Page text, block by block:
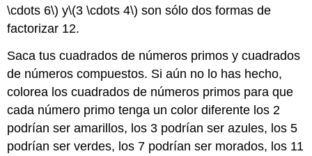
\cdots 6\) y\(3 \cdots 4\) son sólo dos formas de
factorizar 12.
Saca tus cuadrados de números primos y cuadrados
de números compuestos. Si aún no lo has hecho,
colorea los cuadrados de números primos para que
cada número primo tenga un color diferente los 2
podrían ser amarillos, los 3 podrían ser azules, los 5
podrían ser verdes, los 7 podrían ser morados, los 11